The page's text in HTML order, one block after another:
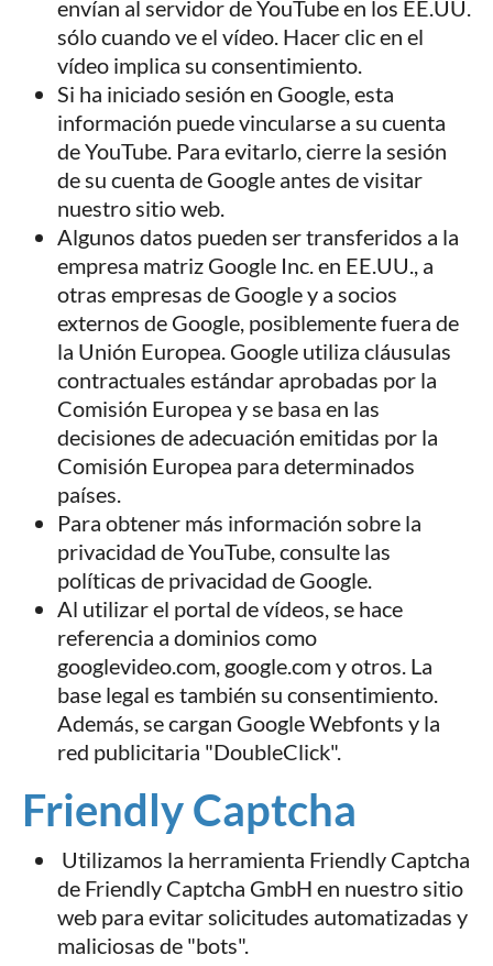
envían al servidor de YouTube en los EE.UU.
sólo cuando ve el vídeo. Hacer clic en el
vídeo implica su consentimiento.
Si ha iniciado sesión en Google, esta
información puede vincularse a su cuenta
de YouTube. Para evitarlo, cierre la sesión
de su cuenta de Google antes de visitar
nuestro sitio web.
Algunos datos pueden ser transferidos a la
empresa matriz Google Inc. en EE.UU., a
otras empresas de Google y a socios
externos de Google, posiblemente fuera de
la Unión Europea. Google utiliza cláusulas
contractuales estándar aprobadas por la
Comisión Europea y se basa en las
decisiones de adecuación emitidas por la
Comisión Europea para determinados
países.
Para obtener más información sobre la
privacidad de YouTube, consulte las
políticas de privacidad de Google.
Al utilizar el portal de vídeos, se hace
referencia a dominios como
googlevideo.com, google.com y otros. La
base legal es también su consentimiento.
Además, se cargan Google Webfonts y la
red publicitaria "DoubleClick".
Friendly Captcha
Utilizamos la herramienta Friendly Captcha
de Friendly Captcha GmbH en nuestro sitio
web para evitar solicitudes automatizadas y
maliciosas de "bots".